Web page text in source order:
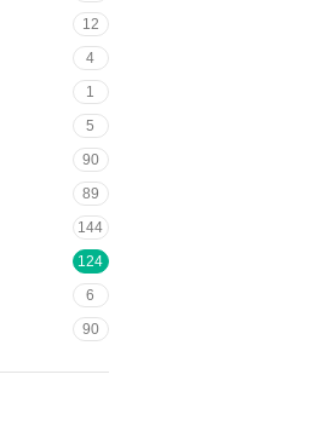
12
4
1
5
90
89
144
124
6
90